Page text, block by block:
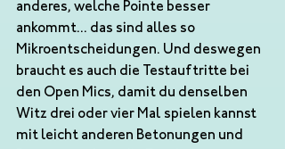
anderes, welche Pointe besser
ankommt... das sind alles so
Mikroentscheidungen. Und deswegen
braucht es auch die Testauftritte bei
den Open Mics, damit du denselben
Witz drei oder vier Mal spielen kannst
mit leicht anderen Betonungen und